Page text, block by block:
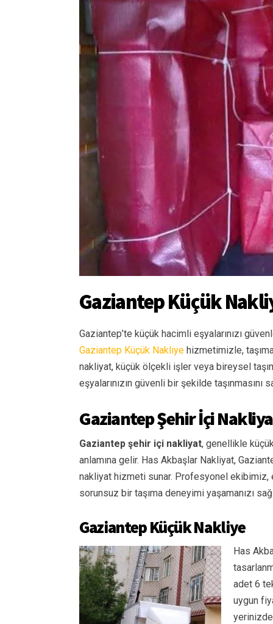
Gaziantep Küçük
Gaziantep’te küçük hacimli eşyalarınızı
Gaziantep Küçük Nakliye hizmetimizle,
nakliyat, küçük ölçekli işler veya bireysel
eşyalarınızın güvenli bir şekilde taşınmasını
Gaziantep Şehir İçi
Gaziantep şehir içi nakliyat, genellikle
anlamına gelir. Has Akbaşlar Nakliyat,
nakliyat hizmeti sunar. Profesyonel ekibimiz,
sorunsuz bir taşıma deneyimi yaşamanızı
Gaziantep Küçük Nakliye
Has
adet 6
uygun